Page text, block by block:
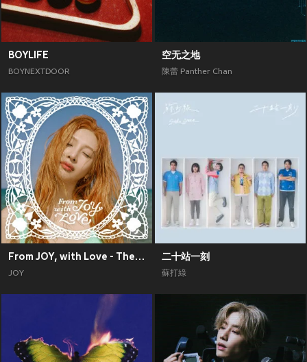
BOYLIFE
BOYNEXTDOOR
空无之地
陳蕾 Panther Chan
From JOY, with Love - The 1st Mini Album
JOY
二十站一刻
蘇打綠